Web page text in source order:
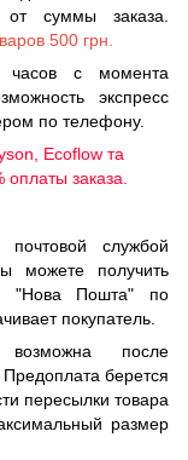
суммы заказа.
500 грн.
часов с момента
экспресс
по телефону.
Ecoflow та
заказа.
почтовой службой
можете получить
"Нова Пошта" по
покупатель.
после
берется
пересылки товара
размер